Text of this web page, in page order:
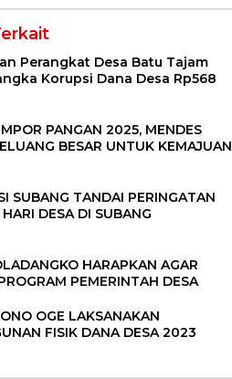
Perangkat Desa Batu Tajam
Korupsi Dana Desa Rp568
PANGAN 2025, MENDES
BESAR UNTUK KEMAJUAN
SUBANG TANDAI PERINGATAN
DESA DI SUBANG
HARAPKAN AGAR
PEMERINTAH DESA
OGE LAKSANAKAN
FISIK DANA DESA 2023